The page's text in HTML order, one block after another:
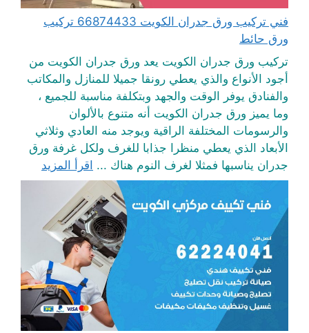
فني تركيب ورق جدران الكويت 66874433 تركيب
ورق حائط
تركيب ورق جدران الكويت يعد ورق جدران الكويت من
أجود الأنواع والذي يعطي رونقا جميلا للمنازل والمكاتب
والفنادق يوفر الوقت والجهد وبتكلفة مناسبة للجميع ،
وما يميز ورق جدران الكويت أنه متنوع بالألوان
والرسومات المختلفة الراقية ويوجد منه العادي وثلاثي
الأبعاد الذي يعطي منظرا جذابا للغرف ولكل غرفة ورق
جدران يناسبها فمثلا لغرف النوم هناك ... اقرأ المزيد